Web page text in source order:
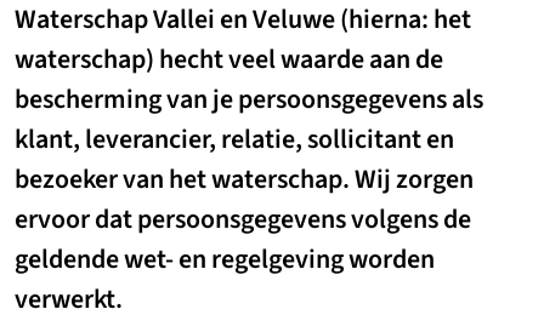
Waterschap Vallei en Veluwe (hierna: het
waterschap) hecht veel waarde aan de
bescherming van je persoonsgegevens als
klant, leverancier, relatie, sollicitant en
bezoeker van het waterschap. Wij zorgen
ervoor dat persoonsgegevens volgens de
geldende wet- en regelgeving worden
verwerkt.